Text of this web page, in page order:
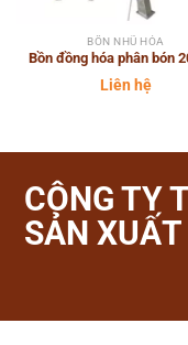
BỒN NHŨ HÓA
Bồn đồng hóa phân bón
Liên hệ
CÔNG TY
SẢN